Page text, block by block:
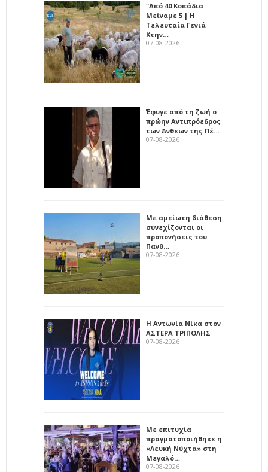
"Από 40 Κοπάδια
Μείναμε 5 | Η
Τελευταία Γενιά
Κτην…
07-08-2026
Έφυγε από τη ζωή ο
πρώην Αντιπρόεδρος
των Άνθεων της Πέ…
07-08-2026
Με αμείωτη διάθεση
συνεχίζονται οι
προπονήσεις του
Πανθ…
07-08-2026
Η Αντωνία Νίκα στον
ΑΣΤΕΡΑ ΤΡΙΠΟΛΗΣ
07-08-2026
Με επιτυχία
πραγματοποιήθηκε η
«Λευκή Νύχτα» στη
Μεγαλό…
07-08-2026